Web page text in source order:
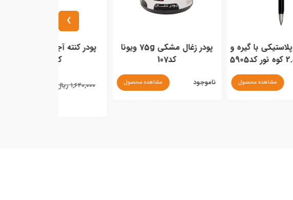
پودر زغال مشکی 75g ویونا
کد107
ناموجود مشاهده محصول
پودر کنته آجری 200g ویونا
۱,۳۷۷,۰۰۰ ریال
۱,۶۲۰,۰۰۰ ریال
›